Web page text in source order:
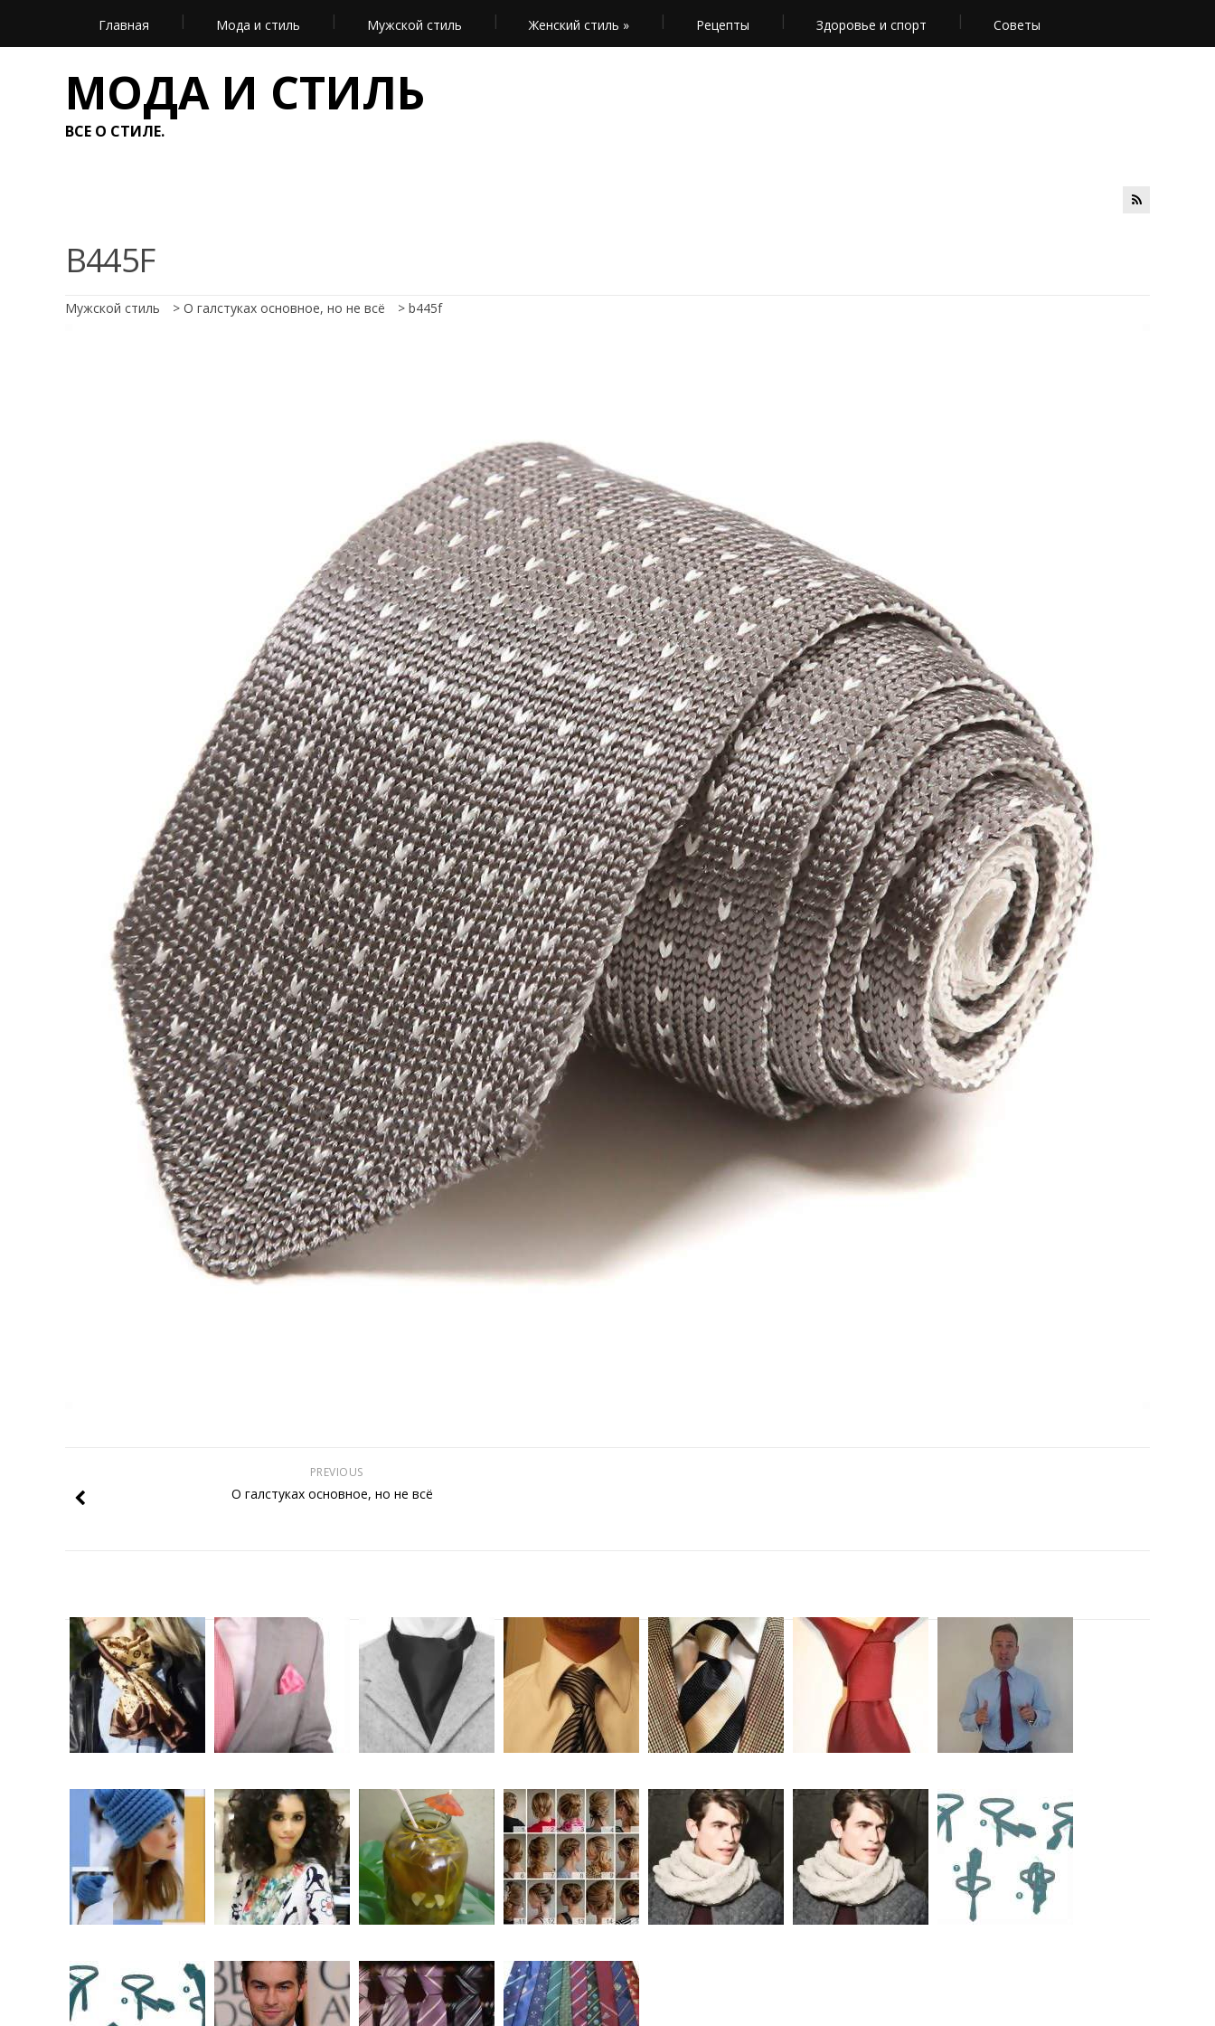
Главная Мода и стиль Мужской стиль Женский стиль » Рецепты Здоровье и спорт Советы
МОДА И СТИЛЬ
ВСЕ О СТИЛЕ.
B445F
Мужской стиль > О галстуках основное, но не всё > b445f
PREVIOUS
О галстуках основное, но не всё